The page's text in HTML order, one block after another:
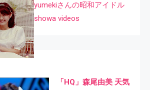
yumekiさんの昭和アイドル
showa videos
「HQ」森尾由美 天気